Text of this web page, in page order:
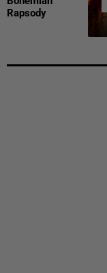
Rapsody